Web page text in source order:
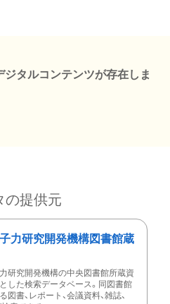
ジタルコンテンツが存在しま
の提供元
力研究開発機構図書館蔵
研究開発機構の中央図書館所蔵資
した検索データベース。同図書館
図書、レポート、会議資料、雑誌、